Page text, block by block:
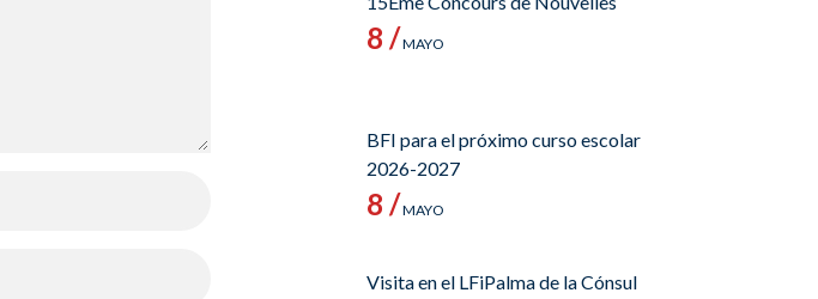
8 /MAYO
BFI para el próximo curso escolar
2026-2027
8 /MAYO
Visita en el LFiPalma de la Cónsul